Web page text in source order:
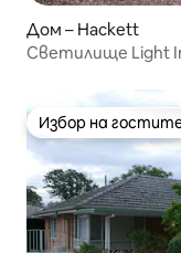
Дом – Hackett
Светилище Light
Избор на
Избор на